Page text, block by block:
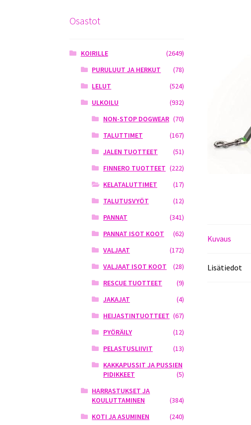
Kuvaus
Lisätiedot
Osastot
KOIRILLE
(2649)
PURULUUT JA HERKUT
(78)
LELUT
(524)
ULKOILU
(932)
NON-STOP DOGWEAR (70)
TALUTTIMET
(167)
JALEN TUOTTEET
(51)
FINNERO TUOTTEET (222)
KELATALUTTIMET
(17)
TALUTUSVYÖT
(12)
PANNAT
(341)
PANNAT ISOT KOOT
(62)
VALJAAT
(172)
VALJAAT ISOT KOOT
(28)
RESCUE TUOTTEET
(9)
JAKAJAT
(4)
HEIJASTINTUOTTEET (67)
PYÖRÄILY
(12)
PELASTUSLIIVIT
(13)
KAKKAPUSSIT JA PUSSIEN
PIDIKKEET
(5)
HARRASTUKSET JA
KOULUTTAMINEN
(384)
KOTI JA ASUMINEN
(240)